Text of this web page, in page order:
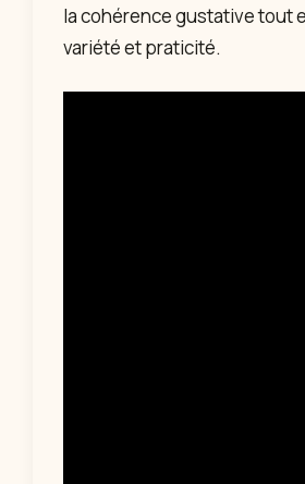
la cohérence gustative tout
variété et praticité.